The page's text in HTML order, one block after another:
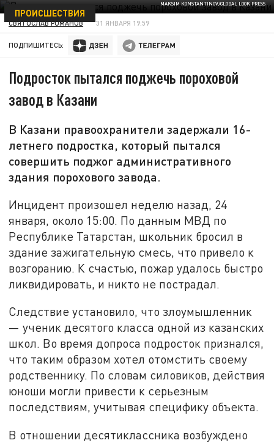
MAKSIM KONSTANTINOV/GLOBAL LOOK PRESS
ПРОИСШЕСТВИЯ
СВЯТОСЛАВ РОМАНОВ 31 ЯНВАРЯ 19:59
ПОДПИШИТЕСЬ:
Подросток пытался поджечь пороховой
завод в Казани
В Казани правоохранители задержали 16-
летнего подростка, который пытался
совершить поджог административного
здания порохового завода.
Инцидент произошел неделю назад, 24
января, около 15:00. По данным МВД по
Республике Татарстан, школьник бросил в
здание зажигательную смесь, что привело к
возгоранию. К счастью, пожар удалось быстро
ликвидировать, и никто не пострадал.
Следствие установило, что злоумышленник
— ученик десятого класса одной из казанских
школ. Во время допроса подросток признался,
что таким образом хотел отомстить своему
родственнику. По словам силовиков, действия
юноши могли привести к серьезным
последствиям, учитывая специфику объекта.
В отношении десятиклассника возбуждено